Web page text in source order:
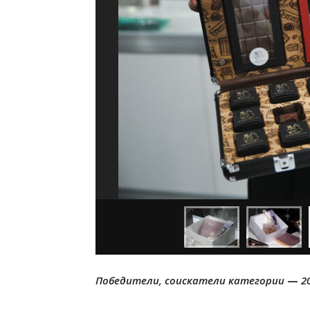
Победители, соискатели категории —